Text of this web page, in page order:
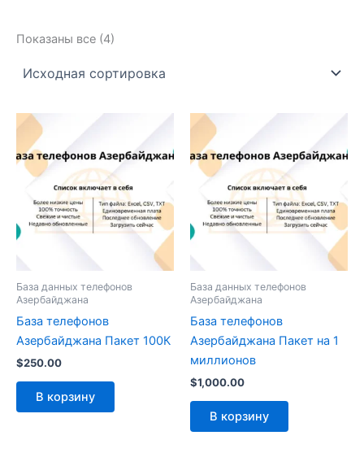
Показаны все (4)
База данных телефонов
Азербайджана
База телефонов
Азербайджана Пакет 100К
$250.00
В корзину
База данных телефонов
Азербайджана
База телефонов
Азербайджана Пакет на 1
миллионов
$1,000.00
В корзину